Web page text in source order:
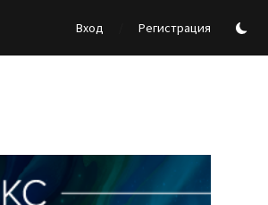
Вход Регистрация